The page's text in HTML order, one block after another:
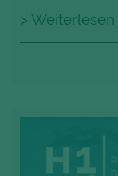
> Weiterlesen